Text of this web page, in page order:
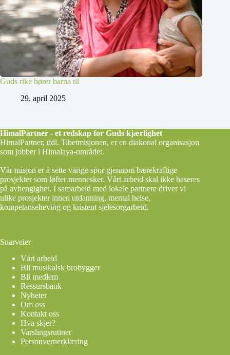
Guds rike hører barna til
29. april 2025
HimalPartner - et redskap for Guds kjærlighet
HimalPartner, tidl. Tibetmisjonen, er en diakonal organisasjon
som jobber i Himalaya-området.
Vår misjon er å sette varige spor gjennom bærekraftige
prosjekter som løfter mennesker. Vårt arbeid skal ikke baseres
på avhengighet. I samarbeid med lokale partnere driver vi
ulike prosjekter innen utdanning, mental helse,
kompetanseheving og kristent sjelesorgarbeid.
Snarveier
Vårt arbeid
Bli musikalsk brobygger
Bli medlem
Ressursbank
Nyheter
Om oss
Kontakt oss
Hva skjer?
Varslingsrutiner
Personvernerklæring